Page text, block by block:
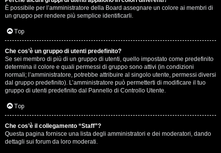
È possibile per l’amministratore della Board assegnare un colore ai membri di
un gruppo per rendere più semplice identificarli.
Top
Che cos’è un gruppo di utenti predefinito?
Se sei membro di più di un gruppo di utenti, quello impostato come predefinito
determina il colore e quali permessi di gruppo sono attivi (in condizioni
normali; l’amministratore, potrebbe attribuire al singolo utente, permessi diversi
dal gruppo predefinito). L’amministratore può permetterti di modificare il tuo
gruppo di utenti predefinito dal Pannello di Controllo Utente.
Top
Che cos’è il collegamento “Staff”?
Questa pagina fornisce una lista degli amministratori e dei moderatori, dando
dettagli sui forum da loro moderati.
t
t
o
u
n
p
ò